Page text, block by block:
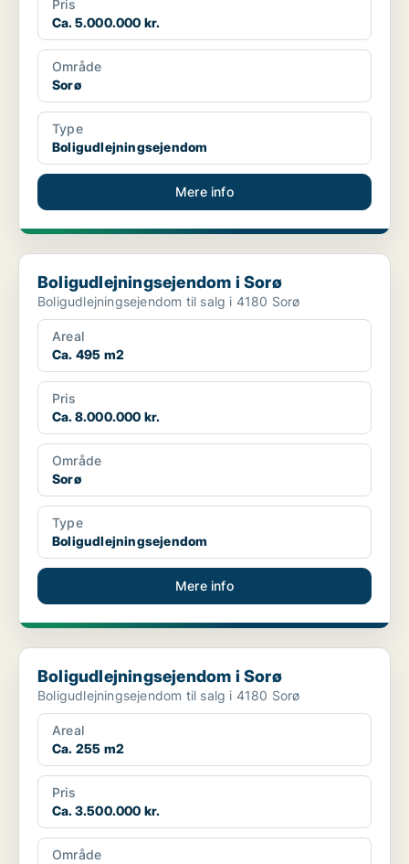
Pris
Ca. 5.000.000 kr.
Område
Sorø
Type
Boligudlejningsejendom
Mere info
Boligudlejningsejendom i Sorø
Boligudlejningsejendom i Sorø
Boligudlejningsejendom til salg i 4180 Sorø
Areal
Ca. 495 m2
Pris
Ca. 8.000.000 kr.
Område
Sorø
Type
Boligudlejningsejendom
Mere info
Boligudlejningsejendom i Sorø
Boligudlejningsejendom i Sorø
Boligudlejningsejendom til salg i 4180 Sorø
Areal
Ca. 255 m2
Pris
Ca. 3.500.000 kr.
Område